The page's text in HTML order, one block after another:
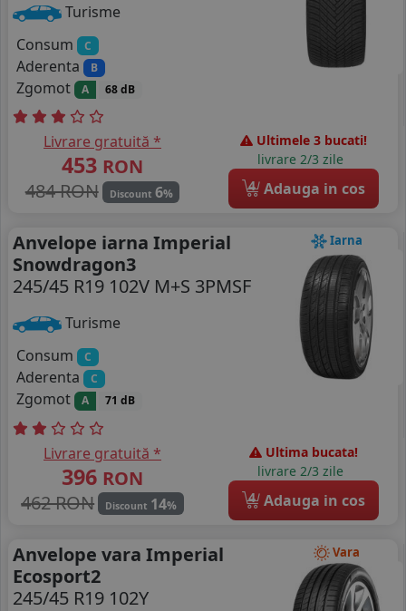
Turisme
Consum
C
Aderenta B
Zgomot A 68 dB
Livrare gratuită *
453 RON
484 RON
Discount 6%
Ultimele 3 bucati!
livrare 2/3 zile
4 Adauga in cos
Iarna
Anvelope iarna Imperial
Snowdragon3
245/45 R19 102V M+S 3PMSF
Turisme
Consum
C
Aderenta C
Zgomot A 71 dB
Livrare gratuită *
396 RON
462 RON
Discount 14%
Ultima bucata!
livrare 2/3 zile
4 Adauga in cos
Vara
Anvelope vara Imperial
Ecosport2
245/45 R19 102Y